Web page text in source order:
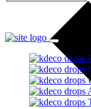
Ďalšie výsledky...